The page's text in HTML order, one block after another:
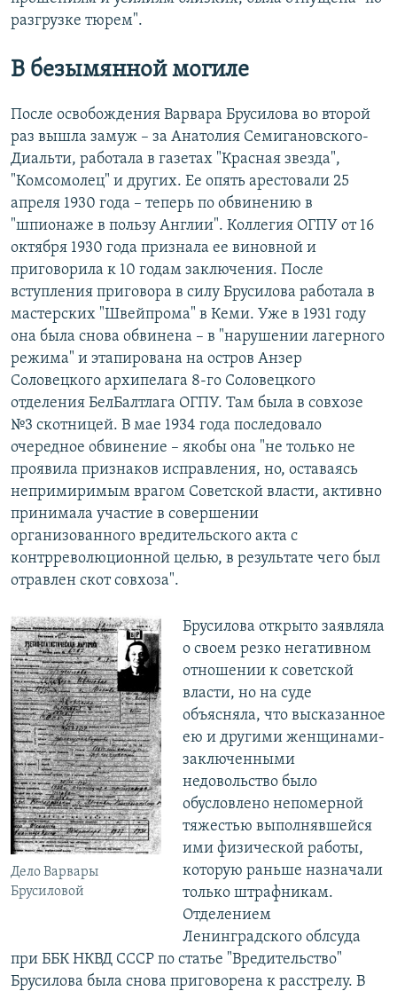
разгрузке тюрем".
В безымянной могиле
После освобождения Варвара Брусилова во второй
раз вышла замуж – за Анатолия Семигановского-
Диальти, работала в газетах "Красная звезда",
"Комсомолец" и других. Ее опять арестовали 25
апреля 1930 года – теперь по обвинению в
"шпионаже в пользу Англии". Коллегия ОГПУ от 16
октября 1930 года признала ее виновной и
приговорила к 10 годам заключения. После
вступления приговора в силу Брусилова работала в
мастерских "Швейпрома" в Кеми. Уже в 1931 году
она была снова обвинена – в "нарушении лагерного
режима" и этапирована на остров Анзер
Соловецкого архипелага 8-го Соловецкого
отделения БелБалтлага ОГПУ. Там была в совхозе
№3 скотницей. В мае 1934 года последовало
очередное обвинение – якобы она "не только не
проявила признаков исправления, но, оставаясь
непримиримым врагом Советской власти, активно
принимала участие в совершении
организованного вредительского акта с
контрреволюционной целью, в результате чего был
отравлен скот совхоза".
Дело Варвары
Брусиловой
Брусилова открыто заявляла
о своем резко негативном
отношении к советской
власти, но на суде
объясняла, что высказанное
ею и другими женщинами-
заключенными
недовольство было
обусловлено непомерной
тяжестью выполнявшейся
ими физической работы,
которую раньше назначали
только штрафникам.
Отделением
Ленинградского облсуда
при ББК НКВД СССР по статье "Вредительство"
Брусилова была снова приговорена к расстрелу. В